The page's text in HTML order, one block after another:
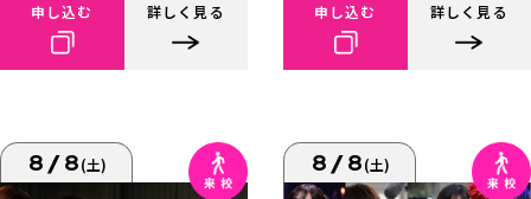
申し込む 詳しく見る 申し込む 詳しく見る
8/8(土) 8/8(土)